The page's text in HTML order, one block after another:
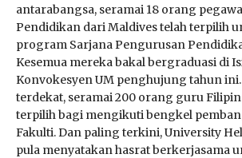
antarabangsa, seramai 18 orang
Pendidikan dari Maldives telah terpilih
program Sarjana Pengurusan
Kesemua mereka bakal bergraduasi di
Konvokesyen UM penghujung tahun ini.
terdekat, seramai 200 orang guru
terpilih bagi mengikuti bengkel
Fakulti. Dan paling terkini, University
pula menyatakan hasrat berkerjasama